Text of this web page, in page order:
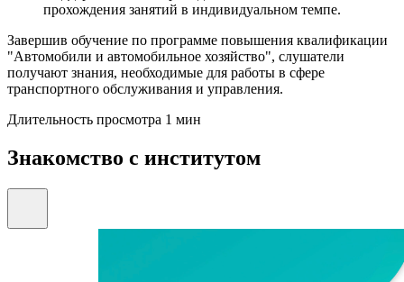
прохождения занятий в индивидуальном темпе.
Завершив обучение по программе повышения квалификации
"Автомобили и автомобильное хозяйство", слушатели
получают знания, необходимые для работы в сфере
транспортного обслуживания и управления.
Длительность просмотра 1 мин
Знакомство с институтом